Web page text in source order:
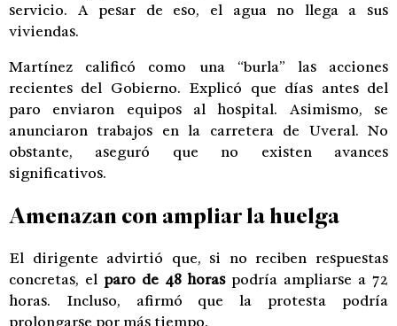
servicio. A pesar de eso, el agua no llega a sus
viviendas.
Martínez calificó como una “burla” las acciones
recientes del Gobierno. Explicó que días antes del
paro enviaron equipos al hospital. Asimismo, se
anunciaron trabajos en la carretera de Uveral. No
obstante, aseguró que no existen avances
significativos.
Amenazan con ampliar la huelga
El dirigente advirtió que, si no reciben respuestas
concretas, el paro de 48 horaspodría ampliarse a 72
horas. Incluso, afirmó que la protesta podría
prolongarse por más tiempo.